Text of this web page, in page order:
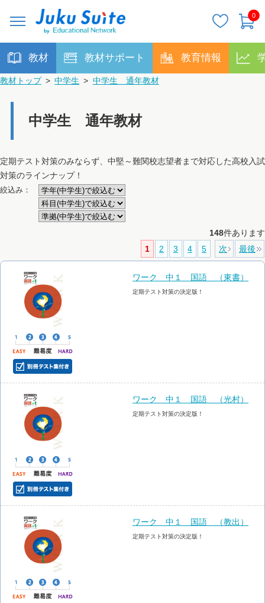
0
教材 教材サポート 教育情報
教材トップ > 中学生 > 中学生 通年教材
中学生 通年教材
定期テスト対策のみならず、中堅～難関校志望者まで対応した高校入試
対策のラインナップ！
絞込み：
148件あります
1
2 3 4 5 次 最後
ワーク 中１ 国語 （東書）
定期テスト対策の決定版！
ワーク 中１ 国語 （光村）
定期テスト対策の決定版！
ワーク 中１ 国語 （教出）
定期テスト対策の決定版！